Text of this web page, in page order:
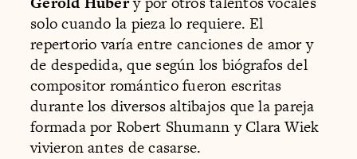
solo cuando la pieza lo requiere. El
repertorio varía entre canciones de amor y
de despedida, que según los biógrafos del
compositor romántico fueron escritas
durante los diversos altibajos que la pareja
formada por Robert Shumann y Clara Wiek
vivieron antes de casarse.